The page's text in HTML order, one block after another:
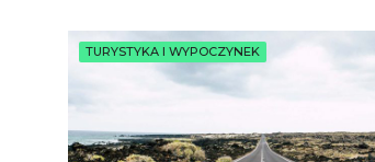
TURYSTYKA I WYPOCZYNEK